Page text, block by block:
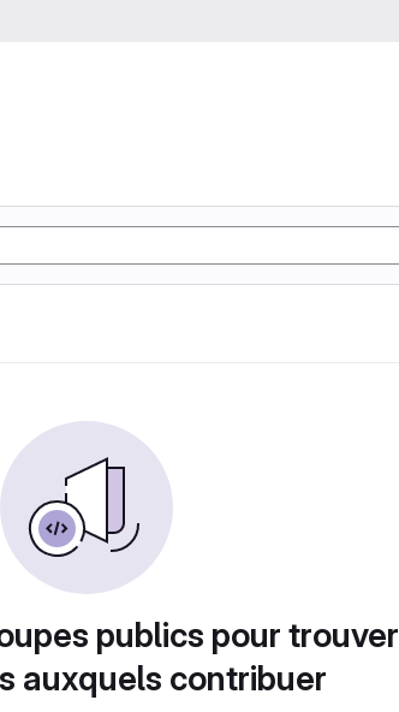
publics pour trouver
auxquels contribuer